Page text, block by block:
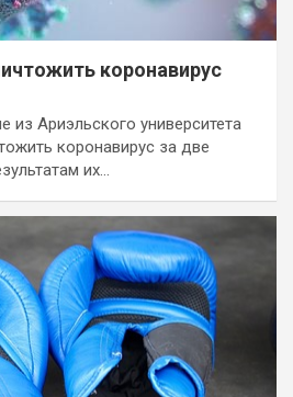
коронавирус
из Ариэльского университета
коронавирус за две
их…